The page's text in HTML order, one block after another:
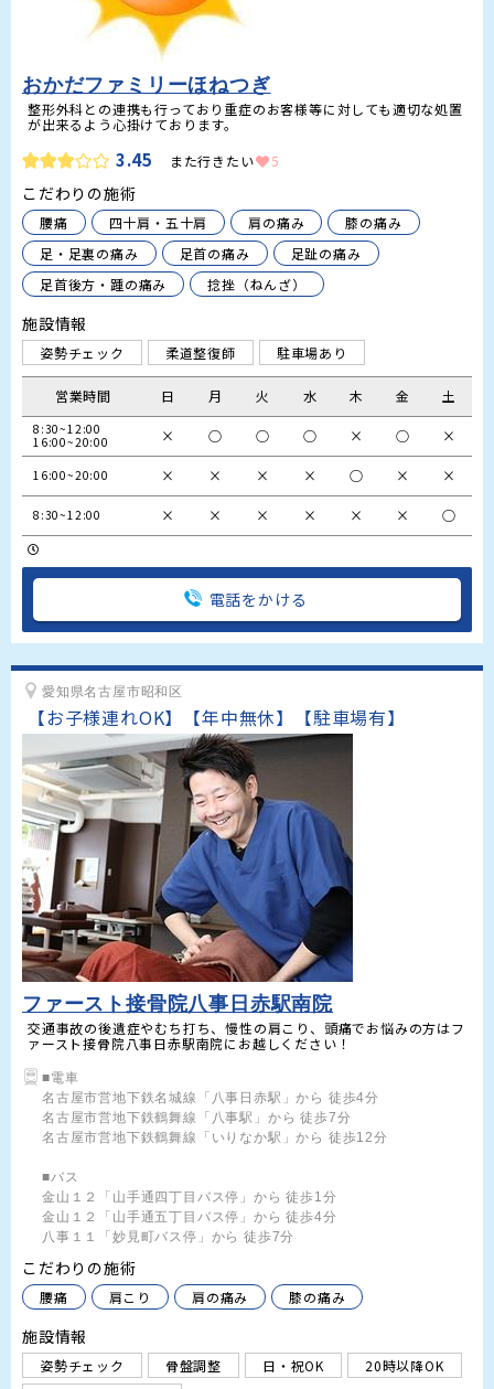
おかだファミリーほねつぎ
整形外科との連携も行っており重症のお客様等に対しても適切な処置
が出来るよう心掛けております。
3.45 また行きたい 5
こだわりの施術
腰痛 四十肩・五十肩 肩の痛み
膝の痛み
足・足裏の痛み
足首の痛み
足趾の痛み
足首後方・踵の痛み
捻挫（ねんざ）
施設情報
姿勢チェック 柔道整復師 駐車場あり
営業時間 日 月 火 水 木 金 土
8:30~12:00
16:00~20:00
× ○ ○ ○ × ○ ×
16:00~20:00 × × × × ○ × ×
8:30~12:00 × × × × × × ○
電話をかける
愛知県名古屋市昭和区
【お子様連れOK】【年中無休】【駐車場有】
ファースト接骨院八事日赤駅南院
交通事故の後遺症やむち打ち、慢性の肩こり、頭痛でお悩みの方はフ
ァースト接骨院八事日赤駅南院にお越しください！
■電車
名古屋市営地下鉄名城線「八事日赤駅」から 徒歩4分
名古屋市営地下鉄鶴舞線「八事駅」から 徒歩7分
名古屋市営地下鉄鶴舞線「いりなか駅」から 徒歩12分
■バス
金山１２「山手通四丁目バス停」から 徒歩1分
金山１２「山手通五丁目バス停」から 徒歩4分
八事１１「妙見町バス停」から 徒歩7分
こだわりの施術
腰痛 肩こり 肩の痛み 膝の痛み
施設情報
姿勢チェック 骨盤調整 日・祝OK
20時以降OK